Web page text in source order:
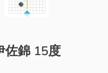
佐錦 15度